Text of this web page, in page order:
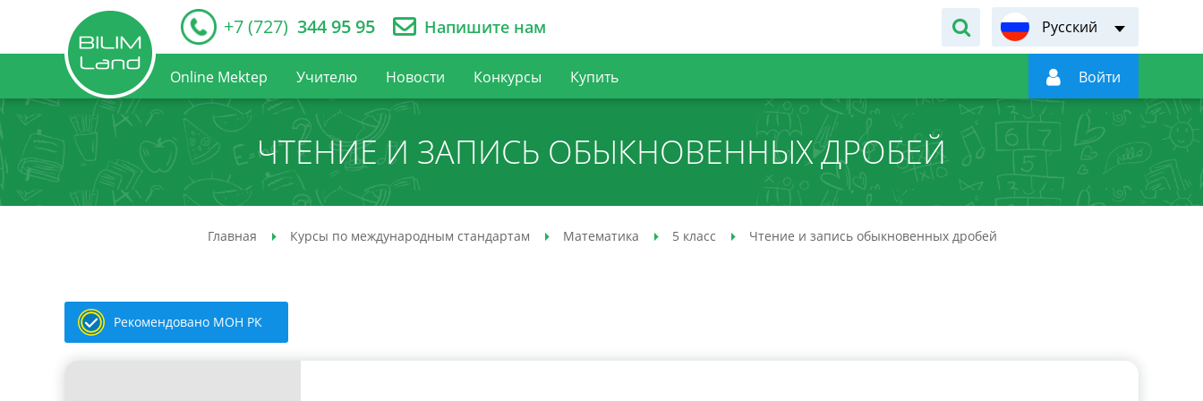
+7 (727) 344 95 95 Напишите нам Русский
Online Mektep Учителю Новости Конкурсы Купить  Войти
ЧТЕНИЕ И ЗАПИСЬ ОБЫКНОВЕННЫХ ДРОБЕЙ
Главная Курсы по международным стандартам Математика 5 класс Чтение и запись обыкновенных дробей
Рекомендовано МОН РК